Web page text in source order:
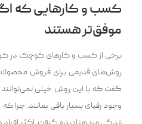
کسب و کارهایی که
موفق‌‌تر هستند
برخی از کسب و کارهای کوچک در
روش‌های قدیمی برای فروش
گفت که با این روش خیلی
وجود رقبای بسیار باقی بمانند. چرا